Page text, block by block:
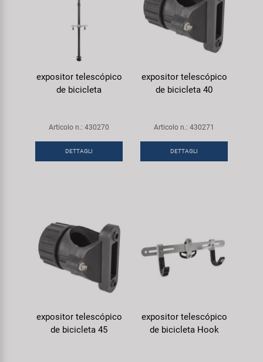
expositor telescópico
de bicicleta
Articolo n.: 430270
DETTAGLI
expositor telescópico
de bicicleta 40
Articolo n.: 430271
DETTAGLI
expositor telescópico
de bicicleta 45
expositor telescópico
de bicicleta Hook